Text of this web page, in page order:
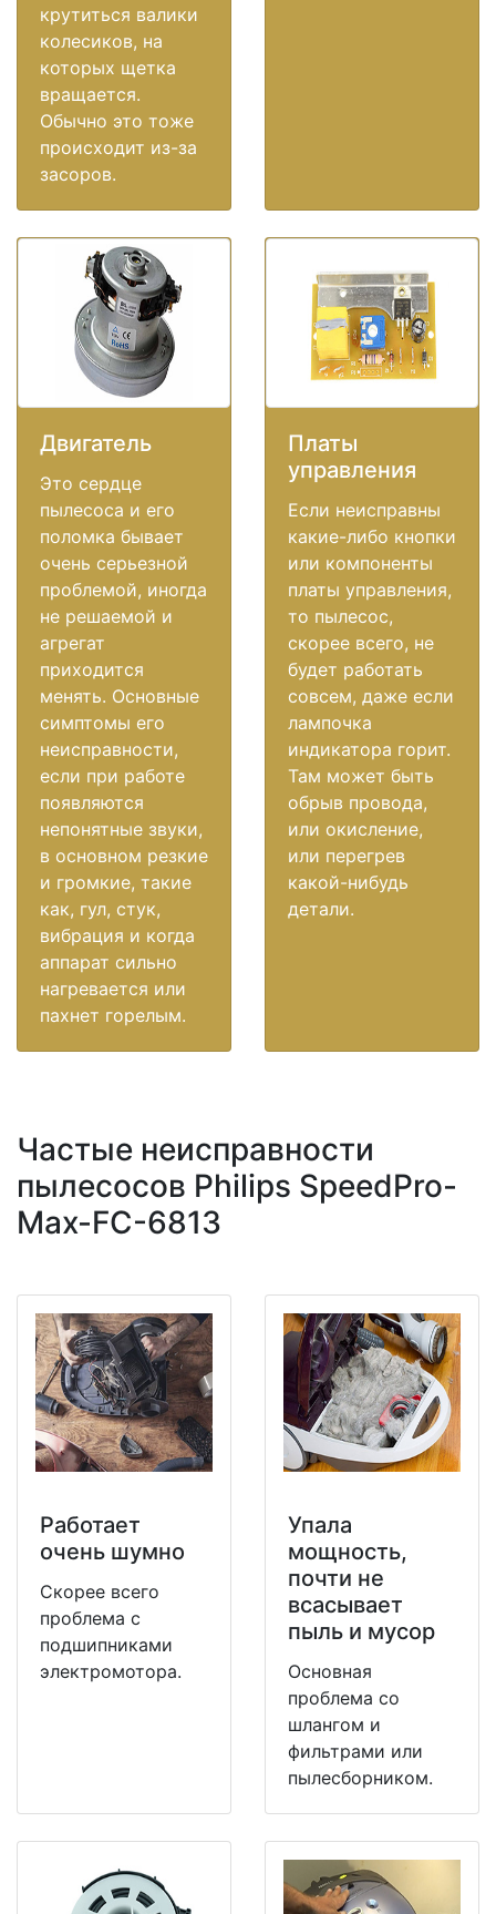
крутиться валики
колесиков, на
которых щетка
вращается.
Обычно это тоже
происходит из-за
засоров.
Двигатель
Это сердце
пылесоса и его
поломка бывает
очень серьезной
проблемой, иногда
не решаемой и
агрегат
приходится
менять. Основные
симптомы его
неисправности,
если при работе
появляются
непонятные звуки,
в основном резкие
и громкие, такие
как, гул, стук,
вибрация и когда
аппарат сильно
нагревается или
пахнет горелым.
Платы
управления
Если неисправны
какие-либо кнопки
или компоненты
платы управления,
то пылесос,
скорее всего, не
будет работать
совсем, даже если
лампочка
индикатора горит.
Там может быть
обрыв провода,
или окисление,
или перегрев
какой-нибудь
детали.
Частые неисправности
пылесосов Philips SpeedPro-
Max-FC-6813
Работает
очень шумно
Скорее всего
проблема с
подшипниками
электромотора.
Упала
мощность,
почти не
всасывает
пыль и мусор
Основная
проблема со
шлангом и
фильтрами или
пылесборником.